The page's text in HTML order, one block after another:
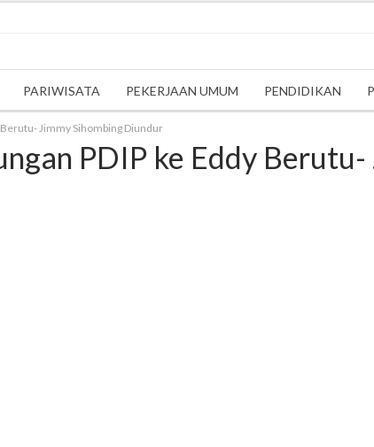
PARIWISATA PEKERJAAN UMUM PENDIDIKAN
Jimmy Sihombing Diundur
PDIP ke Eddy